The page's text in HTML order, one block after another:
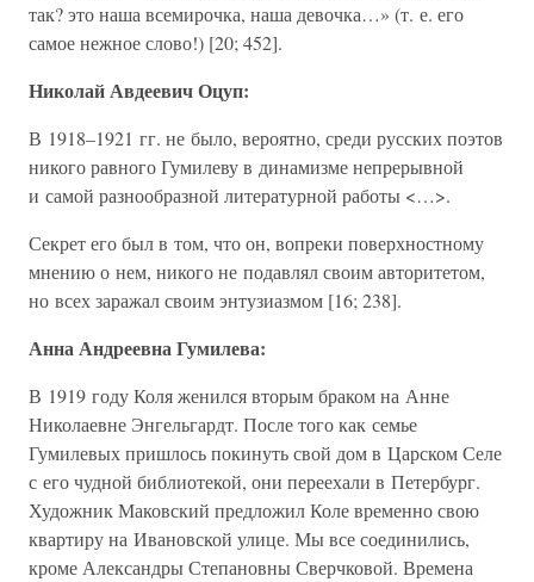
так? это наша всемирочка, наша девочка…» (т. е. его
самое нежное слово!) [20; 452].
Николай Авдеевич Оцуп:
В 1918–1921 гг. не было, вероятно, среди русских поэтов
никого равного Гумилеву в динамизме непрерывной
и самой разнообразной литературной работы <…>.
Секрет его был в том, что он, вопреки поверхностному
мнению о нем, никого не подавлял своим авторитетом,
но всех заражал своим энтузиазмом [16; 238].
Анна Андреевна Гумилева:
В 1919 году Коля женился вторым браком на Анне
Николаевне Энгельгардт. После того как семье
Гумилевых пришлось покинуть свой дом в Царском Селе
с его чудной библиотекой, они переехали в Петербург.
Художник Маковский предложил Коле временно свою
квартиру на Ивановской улице. Мы все соединились,
кроме Александры Степановны Сверчковой. Времена